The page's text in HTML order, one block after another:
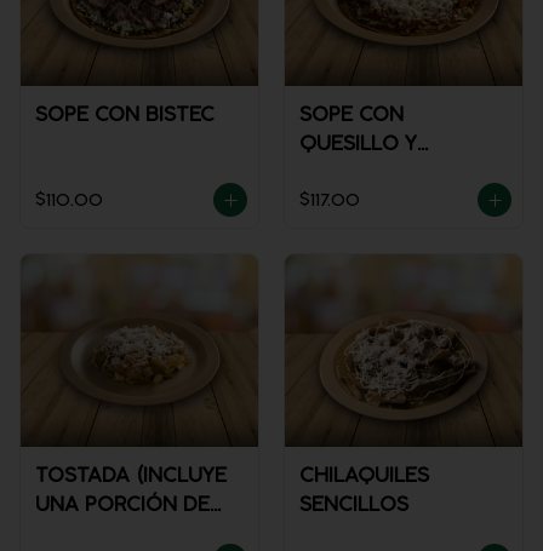
SOPE CON BISTEC
$110.00
SOPE CON
QUESILLO Y
$117.00
TOSTADA (INCLUYE
UNA PORCIÓN DE
CHILAQUILES
SENCILLOS